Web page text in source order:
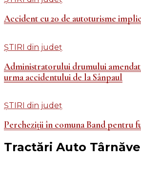
Accident cu 20 de autoturisme
ȘTIRI din județ
Administratorului drumului amendat
urma accidentului de la Sânpaul
ȘTIRI din județ
Percheziții în comuna Band pentru
Tractări Auto